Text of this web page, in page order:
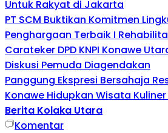
Untuk Rakyat di Jakarta
PT SCM Buktikan Komitmen
Penghargaan Terbaik I
Carateker DPD KNPI Konawe
Diskusi Pemuda Diagendakan
Panggung Ekspresi Bersahaja
Konawe Hidupkan Wisata
Berita Kolaka Utara
Komentar